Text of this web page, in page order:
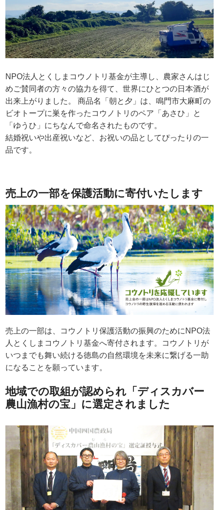
NPO法人とくしまコウノトリ基金が主導し、農家さんはじ
めご賛同者の方々の協力を得て、世界にひとつの日本酒が
出来上がりました。 商品名「朝と⼣」は、鳴⾨市⼤⿇町の
ビオトープに巣を作ったコウノトリのペア「あさひ」と
「ゆうひ」にちなんで命名されたものです。
結婚祝いや出産祝いなど、お祝いの品としてぴったりの一
品です。
売上の一部を保護活動に寄付いたします
売上の一部は、コウノトリ保護活動の振興のためにNPO法
人とくしまコウノトリ基金へ寄付されます。コウノトリが
いつまでも舞い続ける徳島の自然環境を未来に繋げる一助
になることを願っています。
地域での取組が認められ「ディスカバー
農山漁村の宝」に選定されました